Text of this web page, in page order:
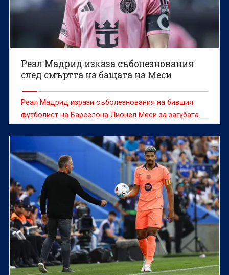
Реал Мадрид изказа съболезнования
след смъртта на бащата на Меси
Реал Мадрид изрази съболезнования на бившия
футболист на Барселона Лионел Меси за загубата
на баща му